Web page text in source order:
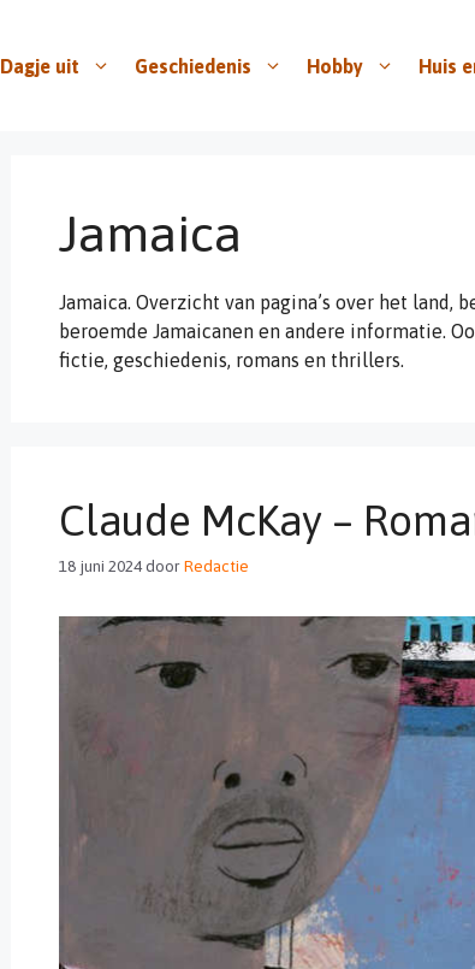
Dagje uit Geschiedenis Hobby Huis
Jamaica
Jamaica. Overzicht van pagina’s over het land,
beroemde Jamaicanen en andere informatie.
fictie, geschiedenis, romans en thrillers.
Claude McKay –
18 juni 2024doorRedactie